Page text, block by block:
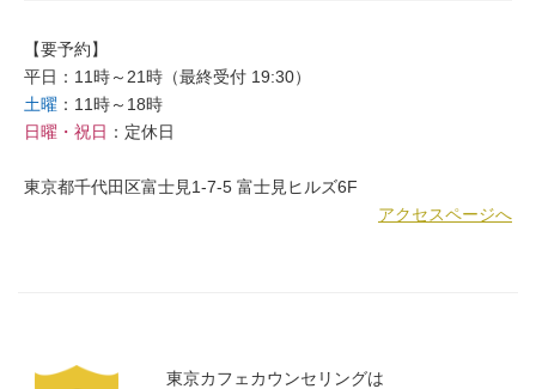
【要予約】
平日：11時～21時（最終受付 19:30）
土曜 ：11時～18時
日曜・祝日 ：定休日
東京都千代田区富士見1-7-5 富士見ヒルズ6F
アクセスページへ
東京カフェカウンセリングは